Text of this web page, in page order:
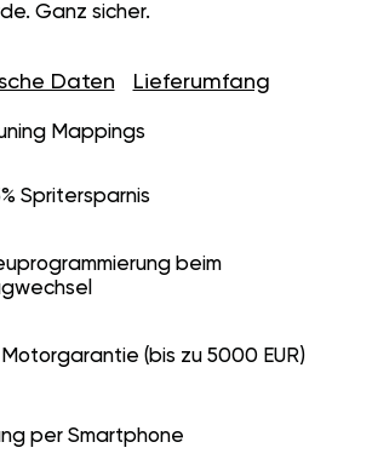
Ganz sicher.
Daten Lieferumfang
Mappings
Spritersparnis
beim
(bis zu 5000 EUR)
per Smartphone